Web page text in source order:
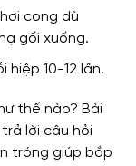
cong dù
gối xuống.
hiệp 10-12 lần.